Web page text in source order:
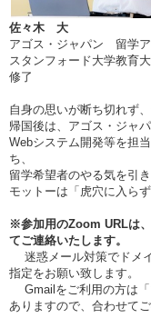
佐々木 大
アゴス・ジャパン 留学
スタンフォード大学教育
修了
自身の思いが断ち切れず
帰国後は、アゴス・ジャ
Webシステム開発等を担
ち、
留学希望者のやる気を引
モットーは「虎穴に入ら
※参加用のZoom URLは
てご連絡いたします。
迷惑メール対策でドメ
指定をお願い致します。
Gmailをご利用の方は「
ありますので、合わせてご